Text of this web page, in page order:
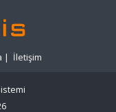
| İletişim